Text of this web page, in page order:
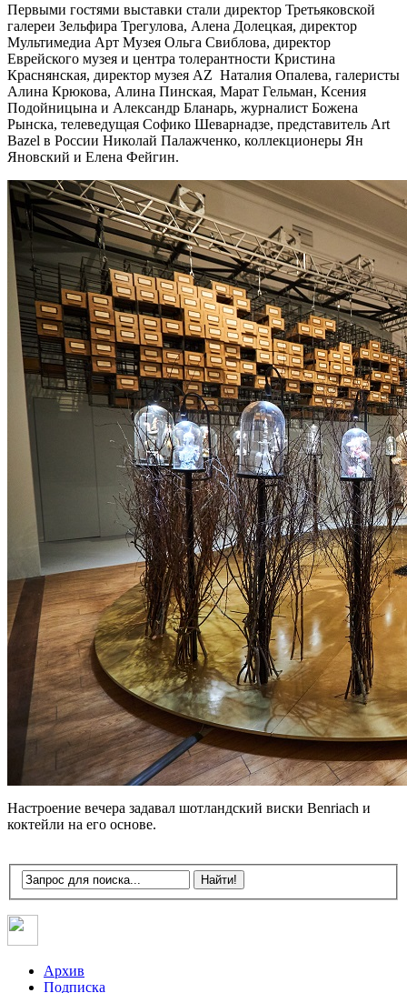
Первыми гостями выставки стали директор Третьяковской
галереи Зельфира Трегулова, Алена Долецкая, директор
Мультимедиа Арт Музея Ольга Свиблова, директор
Еврейского музея и центра толерантности Кристина
Краснянская, директор музея AZ Наталия Опалева, галеристы
Алина Крюкова, Алина Пинская, Марат Гельман, Ксения
Подойницына и Александр Бланарь, журналист Божена
Рынска, телеведущая Софико Шеварнадзе, представитель Art
Bazel в России Николай Палажченко, коллекционеры Ян
Яновский и Елена Фейгин.
Настроение вечера задавал шотландский виски Benriach и
коктейли на его основе.
Архив
Подписка